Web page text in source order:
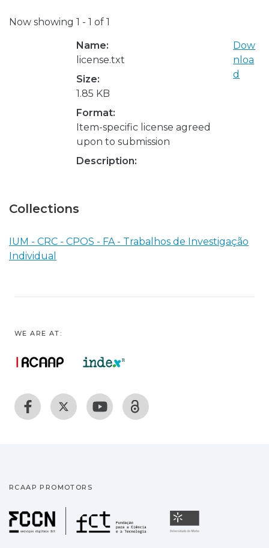
Now showing 1 - 1 of 1
Name:
license.txt
Size:
1.85 KB
Format:
Item-specific license agreed
upon to submission
Description:
Dow
nloa
d
Collections
IUM - CRC - CPOS - FA - Trabalhos de Investigação
Individual
WE ARE AT:
RCAAP PROMOTORS
Fundação para a